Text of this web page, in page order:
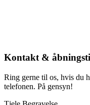
Kontakt &
Ring gerne til os, hvis du
telefonen. På gensyn!